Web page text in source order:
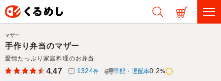
手作り弁当のマザー
愛情たっぷり家庭料理のお弁当
マザー
4.47 1324件 早配・遅配率0.2%